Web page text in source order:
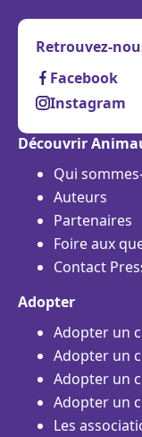
Retrouvez-
Facebook
Instagram
Découvrir
Qui
Auteurs
Partenaires
Foire aux
Contact
Adopter
Adopter un
Adopter un
Adopter un
Adopter un
Les